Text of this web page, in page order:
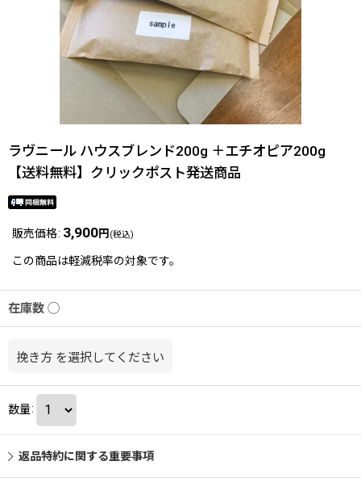
ラヴニール ハウスブレンド200g ＋エチオピア200g
【送料無料】クリックポスト発送商品
販売価格: 3,900円 (税込)
この商品は軽減税率の対象です。
在庫数 ◯
挽き方 を選択してください
数量:
返品特約に関する重要事項